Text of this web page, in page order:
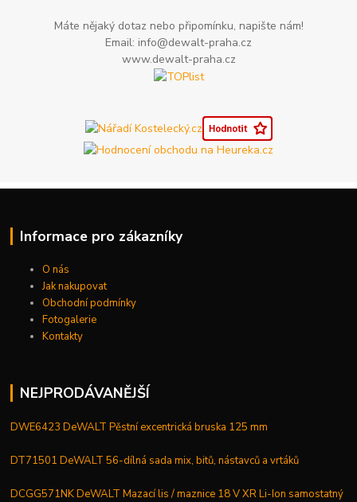
Máte nějaký dotaz nebo připomínku, napište nám!
Email: info@dewalt-praha.cz
www.dewalt-praha.cz
Informace pro zákazníky
O nás
Jak nakupovat
Obchodní podmínky
Fotogalerie
Kontakty
NEJPRODÁVANĚJŠÍ
DWE6423 DeWALT Pěstní excentrická bruska 125 mm
DT71501 DeWALT 56-dílná sada mix, bitů, nástavců a vrtáků
DCGG571NK DeWALT Mazací lis / maznice 18 V XR Li-Ion samostatný